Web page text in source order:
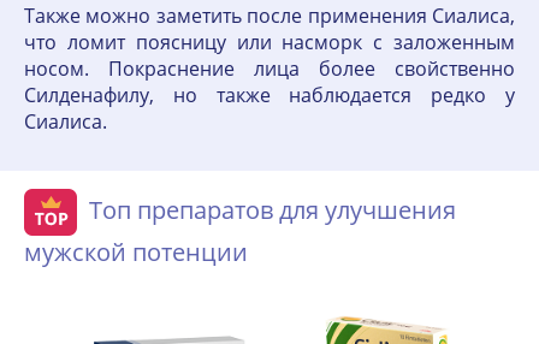
Также можно заметить после применения Сиалиса,
что ломит поясницу или насморк с заложенным
носом. Покраснение лица более свойственно
Силденафилу, но также наблюдается редко у
Сиалиса.
Топ препаратов для улучшения
мужской потенции